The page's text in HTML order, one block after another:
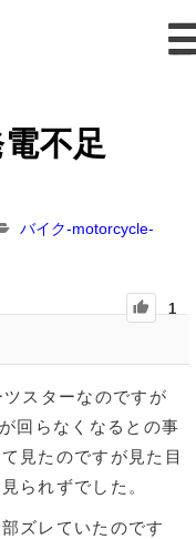
不足
バイク-motorcycle-
1
スターなのですが
回らなくなるとの事
見たのですが見た目
られずでした。
ズレていたのです